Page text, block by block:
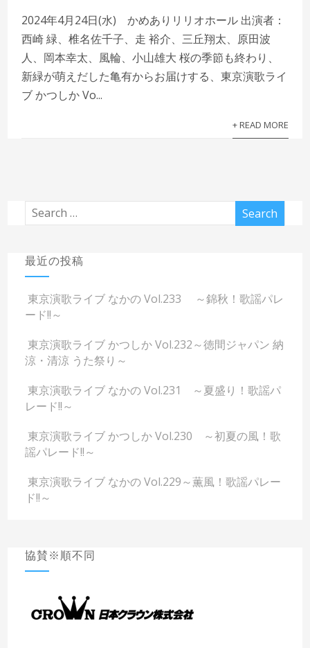
2024年4月24日(水) かめありリリオホール 出演者：
西崎 緑、椎名佐千子、走 裕介、三丘翔太、原田波
人、岡本幸太、風輪、小山雄大 桜の季節も終わり、
新緑が萌えだした亀有からお届けする、東京演歌ライ
ブ かつしか Vo...
+ READ MORE
最近の投稿
東京演歌ライブ なかの Vol.233 ～錦秋！歌謡パレ
ード!!～
東京演歌ライブ かつしか Vol.232～徳間ジャパン 納
涼・清涼 うた祭り～
東京演歌ライブ なかの Vol.231 ～夏盛り！歌謡パ
レード!!～
東京演歌ライブ かつしか Vol.230 ～初夏の風！歌
謡パレード!!～
東京演歌ライブ なかの Vol.229～薫風！歌謡パレー
ド!!～
協賛※順不同